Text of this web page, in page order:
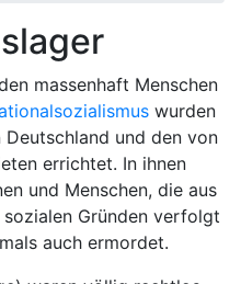
massenhaft Menschen
wurden
Deutschland und den von
errichtet. In ihnen
und Menschen, die aus
Gründen verfolgt
auch ermordet.